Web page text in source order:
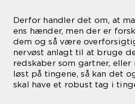
Derfor handler det om, at
ens hænder, men der er
dem og så være
nervøst anlagt til at bruge
redskaber som gartner,
løst på tingene, så kan det
skal have et robust tag i